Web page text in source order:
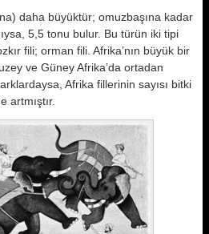
daha büyüktür; omuzbaşına kadar
5,5 tonu bulur. Bu türün iki tipi
fili; orman fili. Afrika’nın büyük bir
ve Güney Afrika’da ortadan
Afrika fillerinin sayısı bitki
artmıştır.